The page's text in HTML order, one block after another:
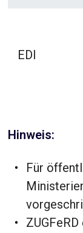
EDI
Hinweis:
Für